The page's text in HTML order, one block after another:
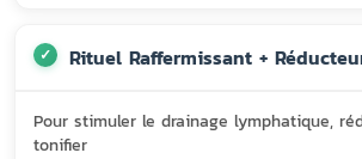
Rituel Raffermissant +
Pour stimuler le drainage lymphatique,
tonifier